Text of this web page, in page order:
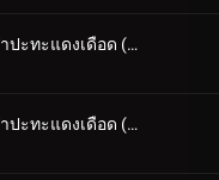
ตอนที่ 540 ดำปะทะแดงเดือด (ตอน 3)
ตอนที่ 541 ดำปะทะแดงเดือด (ตอน 4)